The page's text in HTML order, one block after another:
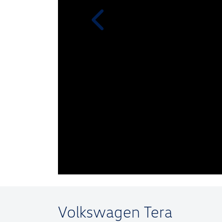
templates.template-
Volkswagen Tera